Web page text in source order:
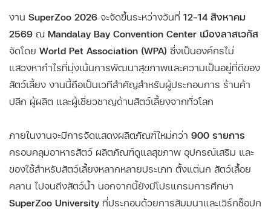
งาน SuperZoo 2026 จะจัดขึ้นระหว่างวันที่ 12–14 สิงหาคม
2569 ณ Mandalay Bay Convention Center เมืองลาสเวกัส
จัดโดย World Pet Association (WPA) ซึ่งเป็นองค์กรไม่
แสวงหากำไรที่มุ่งเน้นการพัฒนาสุขภาพและความเป็นอยู่ที่ดีของ
สัตว์เลี้ยง งานนี้ถือเป็นเวทีสำคัญสำหรับผู้ประกอบการ ร้านค้า
ปลีก ผู้ผลิต และผู้เชี่ยวชาญด้านสัตว์เลี้ยงจากทั่วโลก
ภายในงานจะมีการจัดแสดงผลิตภัณฑ์ใหม่กว่า 900 รายการ
ครอบคลุมอาหารสัตว์ ผลิตภัณฑ์ดูแลสุขภาพ อุปกรณ์เสริม และ
ของใช้สำหรับสัตว์เลี้ยงหลากหลายประเภท ตั้งแต่นก สัตว์เลื้อย
คลาน ไปจนถึงสัตว์น้ำ นอกจากนี้ยังมีโปรแกรมการศึกษา
SuperZoo University ที่ประกอบด้วยการสัมมนาและเวิร์กช็อปก